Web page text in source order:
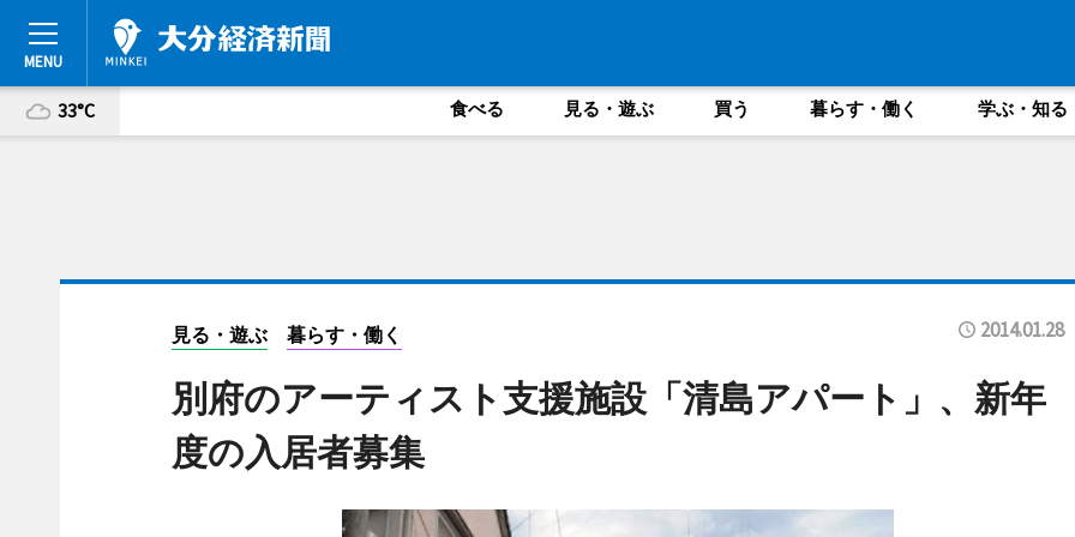
33°C 食べる 見る・遊ぶ 買う 暮らす・働く 学ぶ・知る
見る・遊ぶ 暮らす・働く 2014.01.28
別府のアーティスト支援施設「清島アパート」、新年
度の入居者募集